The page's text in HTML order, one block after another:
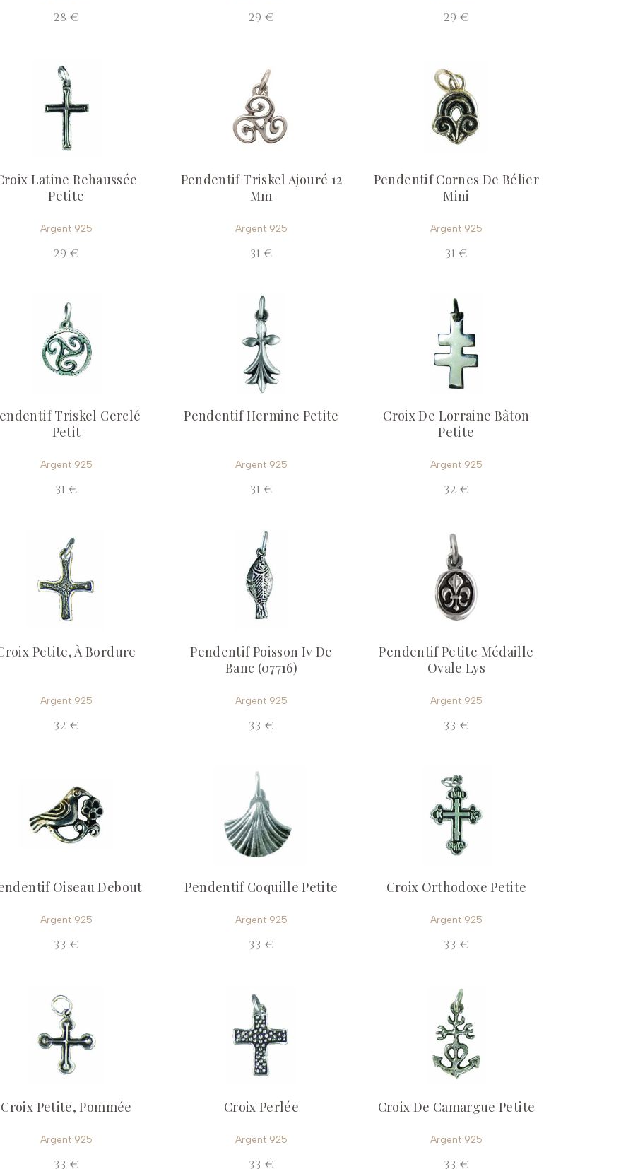
28 € 29 € 29 €
Latine Rehaussée
Petite
Argent 925
29 €
Pendentif Triskel Ajouré 12
Mm
Argent 925
31 €
Pendentif Cornes De Bélier
Mini
Argent 925
31 €
Triskel Cerclé
Petit
Argent 925
31 €
Pendentif Hermine Petite
Argent 925
31 €
Croix De Lorraine Bâton
Petite
Argent 925
32 €
Petite, À Bordure
Argent 925
32 €
Pendentif Poisson Iv De
Banc (07716)
Argent 925
33 €
Pendentif Petite Médaille
Ovale Lys
Argent 925
33 €
Oiseau Debout
Argent 925
33 €
Pendentif Coquille Petite
Argent 925
33 €
Croix Orthodoxe Petite
Argent 925
33 €
Croix Petite, Pommée
Argent 925
33 €
Croix Perlée
Argent 925
33 €
Croix De Camargue Petite
Argent 925
33 €